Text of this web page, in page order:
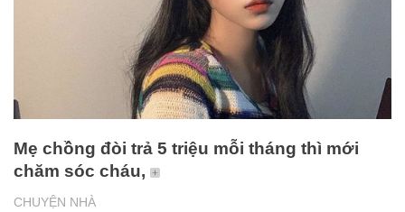
CHUYỆN NHÀ
Mẹ chồng đòi trả 5 triệu mỗi tháng thì mới
chăm sóc cháu,